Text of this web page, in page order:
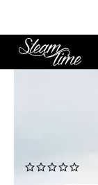
Steam
Basen & Aromen